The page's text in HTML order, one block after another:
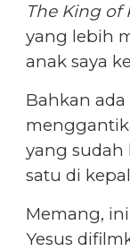
The King of
yang lebih
anak saya
Bahkan
yang
satu di
Memang,
Yesus